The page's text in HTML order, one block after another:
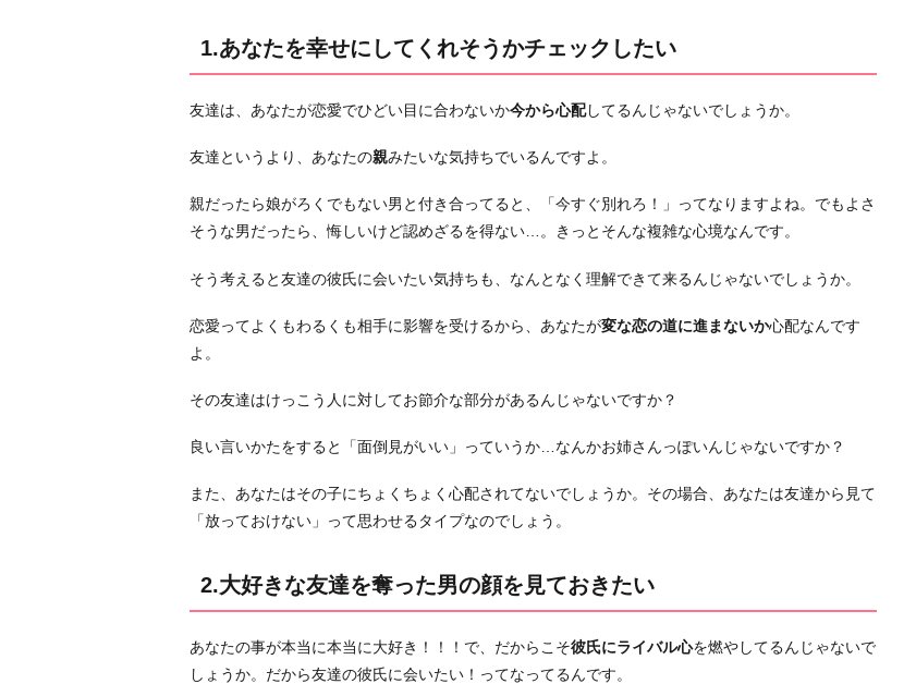
か
ェ
ク
た
2.
好
な
達
奪
っ
男
の
1.あなたを幸せにしてくれそうかチェックしたい
友達は、あなたが恋愛でひどい目に合わないか今から心配してるんじゃないでしょうか。
友達というより、あなたの親みたいな気持ちでいるんですよ。
親だったら娘がろくでもない男と付き合ってると、「今すぐ別れろ！」ってなりますよね。でもよさ
そうな男だったら、悔しいけど認めざるを得ない…。きっとそんな複雑な心境なんです。
そう考えると友達の彼氏に会いたい気持ちも、なんとなく理解できて来るんじゃないでしょうか。
恋愛ってよくもわるくも相手に影響を受けるから、あなたが変な恋の道に進まないか心配なんです
よ。
その友達はけっこう人に対してお節介な部分があるんじゃないですか？
良い言いかたをすると「面倒見がいい」っていうか…なんかお姉さんっぽいんじゃないですか？
また、あなたはその子にちょくちょく心配されてないでしょうか。その場合、あなたは友達から見て
「放っておけない」って思わせるタイプなのでしょう。
2.大好きな友達を奪った男の顔を見ておきたい
あなたの事が本当に本当に大好き！！！で、だからこそ彼氏にライバル心を燃やしてるんじゃないで
しょうか。だから友達の彼氏に会いたい！ってなってるんです。